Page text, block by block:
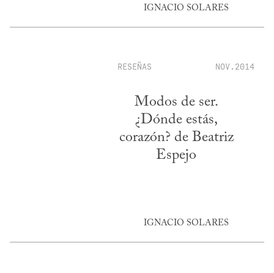
IGNACIO SOLARES
RESEÑAS NOV.2014
Modos de ser.
¿Dónde estás,
corazón? de Beatriz
Espejo
IGNACIO SOLARES